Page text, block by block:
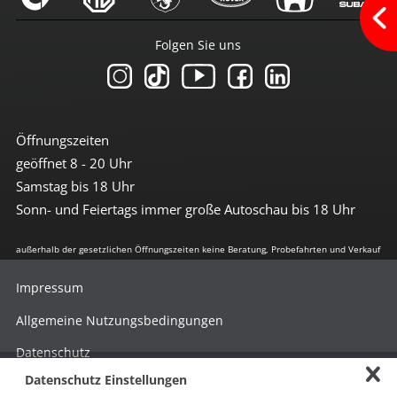
Leuchtweiten-Regulierung
Reifendruckkontrolle
Spurhalte-Assistent
Wegfahrsperre
Umwelt
E10-geeignet
geregelter Katalysator
Außentemperaturanzeige
Drehzahlmesser
getönte Scheiben hinten
Öffnungszeiten
geöffnet 8 - 20 Uhr
Samstag bis 18 Uhr
Sonn- und Feiertags immer große Autoschau bis 18 Uhr
Folgen Sie uns
außerhalb der gesetzlichen Öffnungszeiten keine Beratung, Probefahrten und Verkauf
Impressum
Allgemeine Nutzungsbedingungen
Datenschutz
Hinweisgebersystem nach HinSchG
Datenschutz Einstellungen